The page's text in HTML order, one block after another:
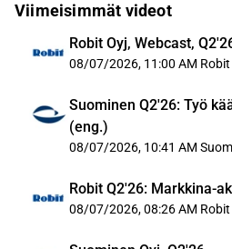
Viimeisimmät videot
Robit Oyj, Webcast,
08/07/2026, 11:00 AM Robit
Suominen Q2'26: Työ
(eng.)
08/07/2026, 10:41 AM
Robit Q2'26: Markkina-
08/07/2026, 08:26 AM Robit